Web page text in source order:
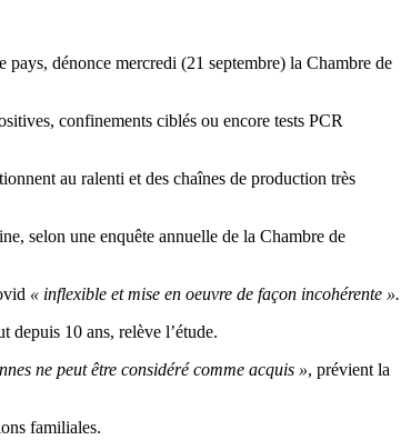
pays, dénonce mercredi (21 septembre) la Chambre de
confinements ciblés ou encore tests PCR
au ralenti et des chaînes de production très
selon une enquête annuelle de la Chambre de
« inflexible et mise en oeuvre de façon incohérente ».
depuis 10 ans, relève l’étude.
ne peut être considéré comme acquis », prévient la
familiales.